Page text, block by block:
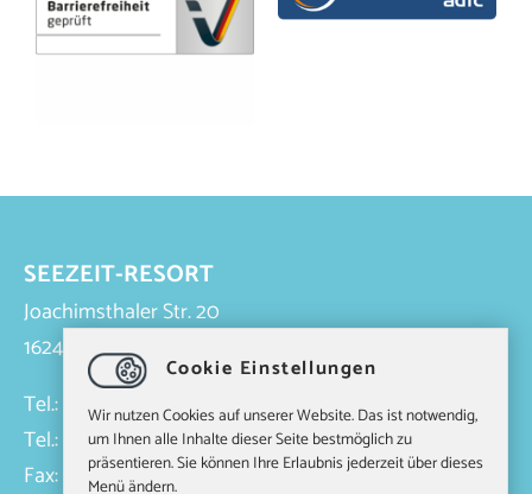
SEEZEIT-RESORT
Joachimsthaler Str. 20
16247 Joachimsthal
Tel.: +49 33363 6200 (Rezeption)
Tel.: +49 33363 6360 (Seeterrasse)
Fax: +49 33363 6271
Cookie Einstellungen
Wir nutzen Cookies auf unserer Website. Das ist notwendig,
um Ihnen alle Inhalte dieser Seite bestmöglich zu
präsentieren. Sie können Ihre Erlaubnis jederzeit über dieses
Menü ändern.